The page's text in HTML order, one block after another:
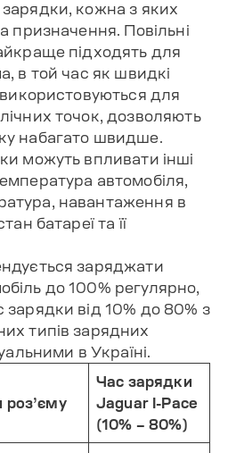
кожна з яких
призначення. Повільні
підходять для
в той час як швидкі
використовуються для
точок, дозволяють
набагато швидше.
можуть впливати інші
автомобіля,
навантаження в
батареї та її
заряджати
до 100% регулярно,
від 10% до 80% з
типів зарядних
в Україні.
роз’єму
Час зарядки
Jaguar I-Pace
(10% – 80%)